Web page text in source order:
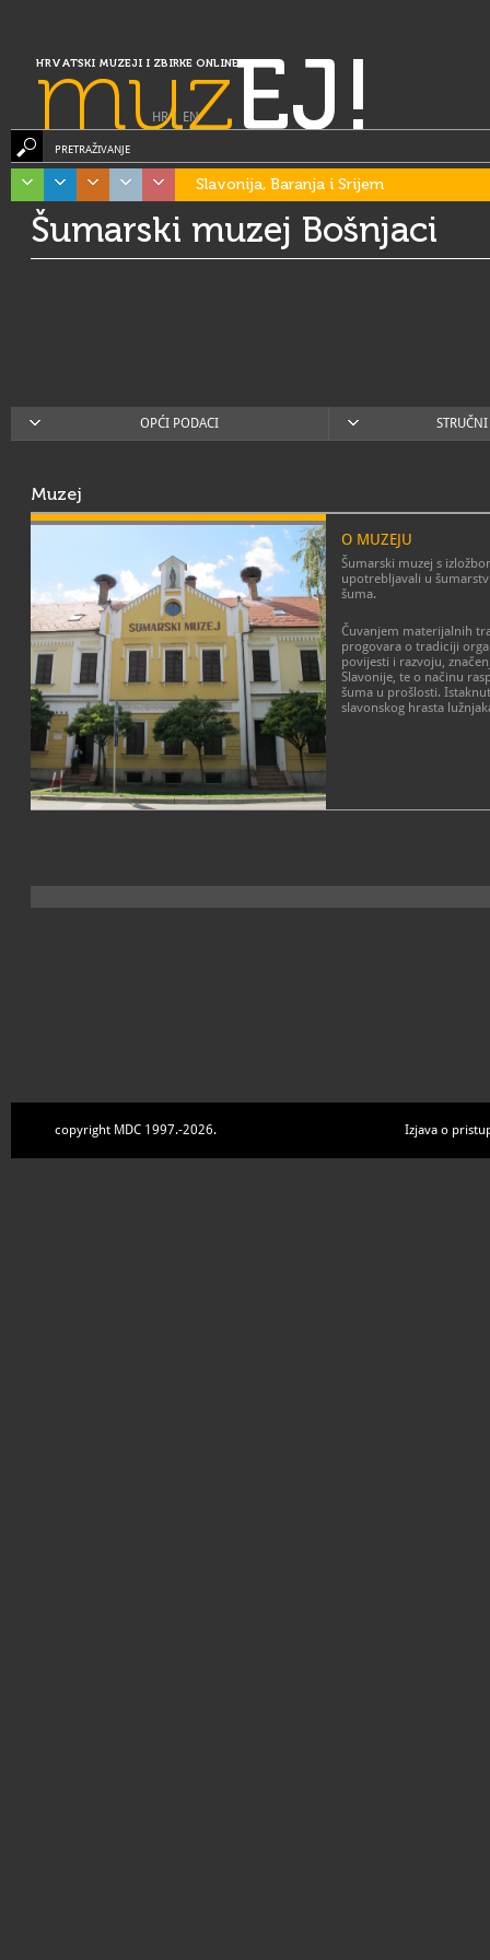
HRVATSKI MUZEJI I ZBIRKE ONLINE
muzEJ!
HR| EN
PRETRAŽIVANJE
Slavonija, Baranja i Srijem
Šumarski muzej Bošnjaci
OPĆI PODACI
Muzej
O MUZEJU
Šumarski muzej s
upotrebljavali u
šuma.
Čuvanjem materijalnih
progovara o tradiciji
povijesti i razvoju,
Slavonije, te o načinu
šuma u prošlosti.
slavonskog hrasta
copyright MDC 1997.-2026. Izjava o